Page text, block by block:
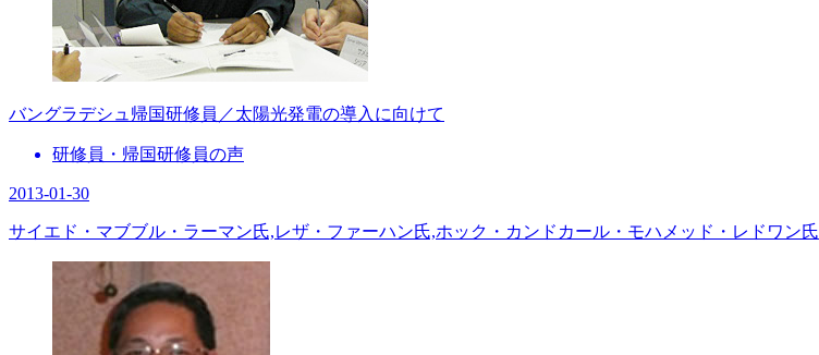
バングラデシュ帰国研修員／太陽光発電の導入に向けて
研修員・帰国研修員の声
2013-01-30
サイエド・マブブル・ラーマン氏,レザ・ファーハン氏,ホック・カンドカール・モハメッド・レドワン氏